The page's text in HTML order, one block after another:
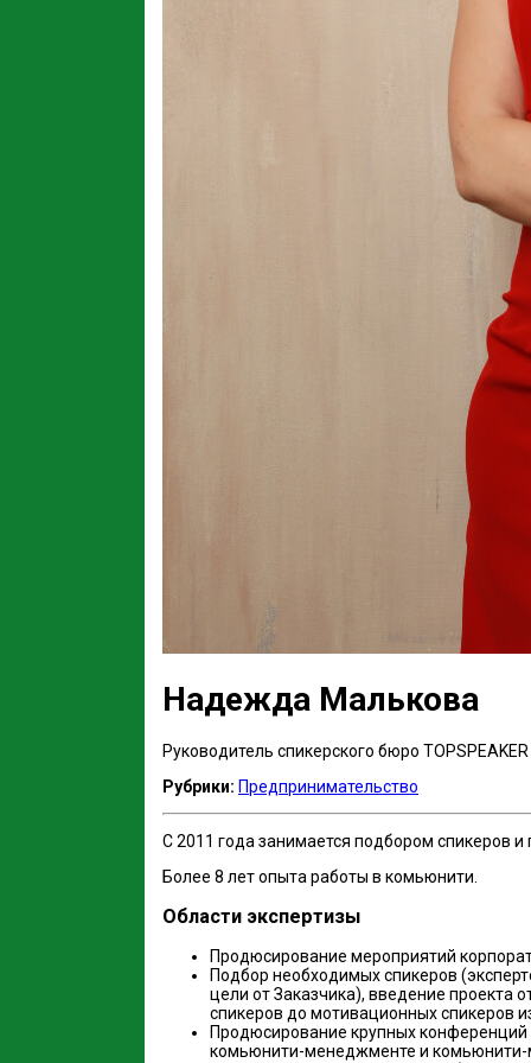
Надежда Малькова
Руководитель спикерского бюро TOPSPEAKER
Рубрики: Предпринимательство
С 2011 года занимается подбором спикеров
Более 8 лет опыта работы в комьюнити.
Области экспертизы
Продюсирование мероприятий
Подбор необходимых спикеров
цели от Заказчика), введение проекта
спикеров до мотивационных спикеров
Продюсирование крупных конференций
комьюнити-менеджменте и комьюнити-